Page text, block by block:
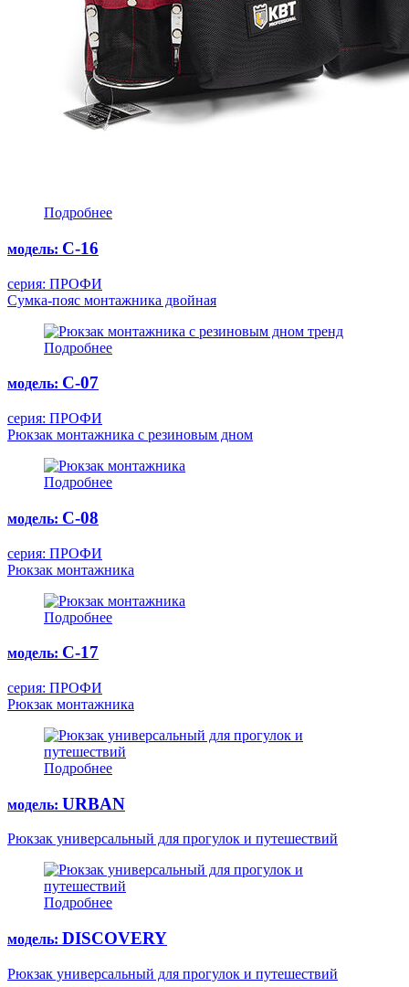
Подробнее
модель: С-16
серия: ПРОФИ
Сумка-пояс монтажника двойная
тренд
Подробнее
модель: С-07
серия: ПРОФИ
Рюкзак монтажника с резиновым дном
Подробнее
модель: С-08
серия: ПРОФИ
Рюкзак монтажника
Подробнее
модель: С-17
серия: ПРОФИ
Рюкзак монтажника
Подробнее
модель: URBAN
Рюкзак универсальный для прогулок и путешествий
Подробнее
модель: DISCOVERY
Рюкзак универсальный для прогулок и путешествий